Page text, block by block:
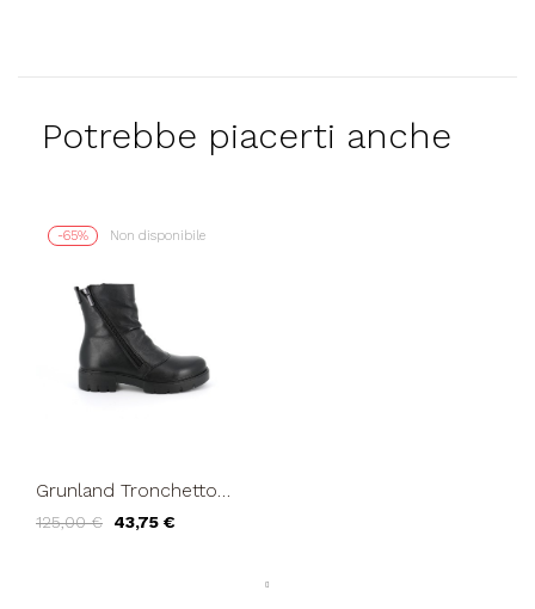
Potrebbe piacerti anche
-65% Non disponibile
Grunland Tronchetto
Morbida Nero
125,00 € 43,75 €